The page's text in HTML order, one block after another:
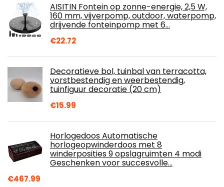
AISITIN Fontein op zonne-energie, 2,5 W,
160 mm, vijverpomp, outdoor, waterpomp,
drijvende fonteinpomp met 6…
€22.72
Decoratieve bol, tuinbal van terracotta,
vorstbestendig en weerbestendig,
tuinfiguur decoratie (20 cm)
€15.99
Horlogedoos Automatische
horlogeopwinderdoos met 8
winderposities 9 opslagruimten 4 modi
Geschenken voor succesvolle…
€467.99